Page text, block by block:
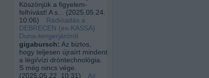
Köszönjük a figyelem-
felhívást! A s... (2025.05.24.
10:06)
Rádióadás a
DEBRECEN (ex-KASSA)
Duna-tengerjáróról
gigabursch: Az biztos,
hogy teljesen újraírt mindent
a légi/vízi dróntechnológia.
S még nincs vége.
(2025.05.22. 10:31)
Az